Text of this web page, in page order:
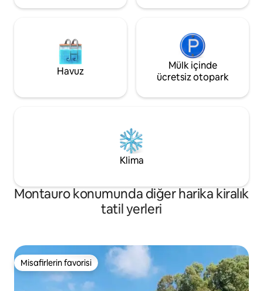
Havuz
Mülk içinde
ücretsiz otopark
Klima
Montauro konumunda diğer harika kiralık
tatil yerleri
Misafirlerin favorisi
Misafirlerin favorisi